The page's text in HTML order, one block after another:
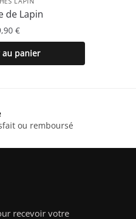
de Lapin
€
au panier
ou remboursé
recevoir votre